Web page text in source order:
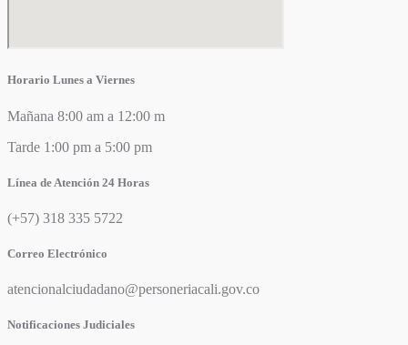
Horario Lunes a Viernes
Mañana 8:00 am a 12:00 m
Tarde 1:00 pm a 5:00 pm
Línea de Atención 24 Horas
(+57) 318 335 5722
Correo Electrónico
atencionalciudadano@personeriacali.gov.co
Notificaciones Judiciales